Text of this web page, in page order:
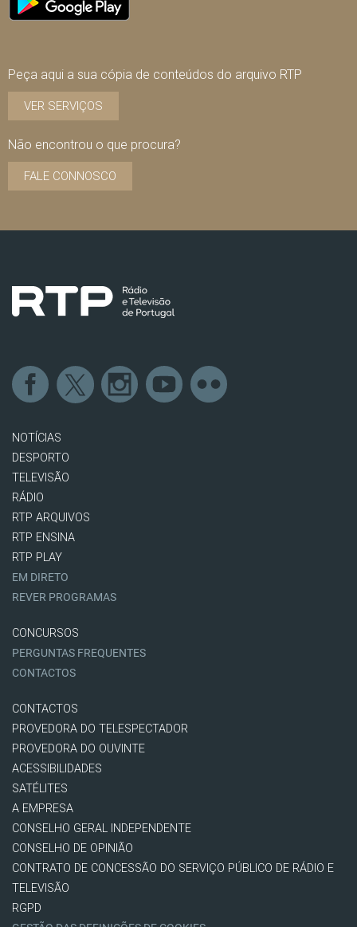
Peça aqui a sua cópia de conteúdos do arquivo RTP
VER SERVIÇOS
Não encontrou o que procura?
FALE CONNOSCO
NOTÍCIAS
DESPORTO
TELEVISÃO
RÁDIO
RTP ARQUIVOS
RTP ENSINA
RTP PLAY
EM DIRETO
REVER PROGRAMAS
CONCURSOS
PERGUNTAS FREQUENTES
CONTACTOS
CONTACTOS
PROVEDORA DO TELESPECTADOR
PROVEDORA DO OUVINTE
ACESSIBILIDADES
SATÉLITES
A EMPRESA
CONSELHO GERAL INDEPENDENTE
CONSELHO DE OPINIÃO
CONTRATO DE CONCESSÃO DO SERVIÇO PÚBLICO DE RÁDIO E
TELEVISÃO
RGPD